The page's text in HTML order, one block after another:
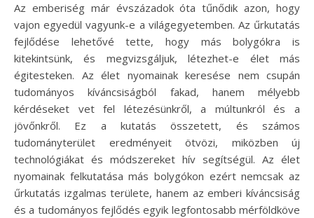
Az emberiség már évszázadok óta tűnődik azon, hogy
vajon egyedül vagyunk-e a világegyetemben. Az űrkutatás
fejlődése lehetővé tette, hogy más bolygókra is
kitekintsünk, és megvizsgáljuk, létezhet-e élet más
égitesteken. Az élet nyomainak keresése nem csupán
tudományos kíváncsiságból fakad, hanem mélyebb
kérdéseket vet fel létezésünkről, a múltunkról és a
jövőnkről. Ez a kutatás összetett, és számos
tudományterület eredményeit ötvözi, miközben új
technológiákat és módszereket hív segítségül. Az élet
nyomainak felkutatása más bolygókon ezért nemcsak az
űrkutatás izgalmas területe, hanem az emberi kíváncsiság
és a tudományos fejlődés egyik legfontosabb mérföldköve